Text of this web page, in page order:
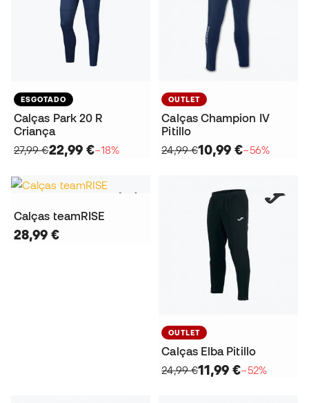
ESGOTADO
Calças Park 20 R
Criança
27,99 €22,99 €−18%
OUTLET
Calças Champion IV
Pitillo
24,99 €10,99 €−56%
Calças teamRISE
28,99 €
OUTLET
Calças Elba Pitillo
24,99 €11,99 €−52%